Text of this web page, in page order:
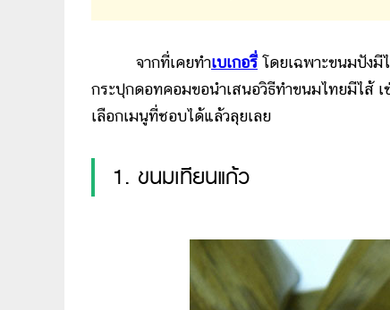
จากที่เคยทำเบเกอรี่โดยเฉพาะขนมปังมี
กระปุกดอทคอมขอนำเสนอวิธีทำขนมไทยมีไส้
เลือกเมนูที่ชอบได้แล้วลุยเลย
1. ขนมเทียนแก้ว